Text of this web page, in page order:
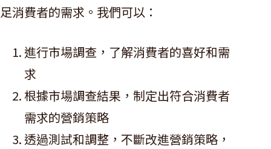
足消費者的需求。我們可以：
進行市場調查，了解消費者的喜好和需
求
根據市場調查結果，制定出符合消費者
需求的營銷策略
透過測試和調整，不斷改進營銷策略，